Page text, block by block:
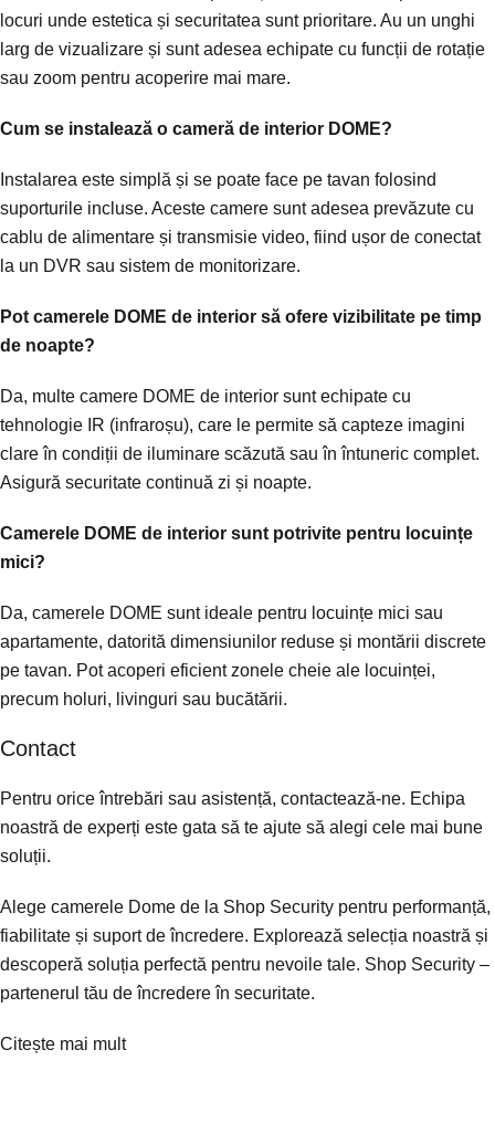
locuri unde estetica și securitatea sunt prioritare. Au un unghi
larg de vizualizare și sunt adesea echipate cu funcții de rotație
sau zoom pentru acoperire mai mare.
Cum se instalează o cameră de interior DOME?
Instalarea este simplă și se poate face pe tavan folosind
suporturile incluse. Aceste camere sunt adesea prevăzute cu
cablu de alimentare și transmisie video, fiind ușor de conectat
la un DVR sau sistem de monitorizare.
Pot camerele DOME de interior să ofere vizibilitate pe timp
de noapte?
Da, multe camere DOME de interior sunt echipate cu
tehnologie IR (infraroșu), care le permite să capteze imagini
clare în condiții de iluminare scăzută sau în întuneric complet.
Asigură securitate continuă zi și noapte.
Camerele DOME de interior sunt potrivite pentru locuințe
mici?
Da, camerele DOME sunt ideale pentru locuințe mici sau
apartamente, datorită dimensiunilor reduse și montării discrete
pe tavan. Pot acoperi eficient zonele cheie ale locuinței,
precum holuri, livinguri sau bucătării.
Contact
Pentru orice întrebări sau asistență, contactează-ne. Echipa
noastră de experți este gata să te ajute să alegi cele mai bune
soluții.
Alege camerele Dome de la Shop Security pentru performanță,
fiabilitate și suport de încredere. Explorează selecția noastră și
descoperă soluția perfectă pentru nevoile tale. Shop Security –
partenerul tău de încredere în securitate.
Citește mai mult